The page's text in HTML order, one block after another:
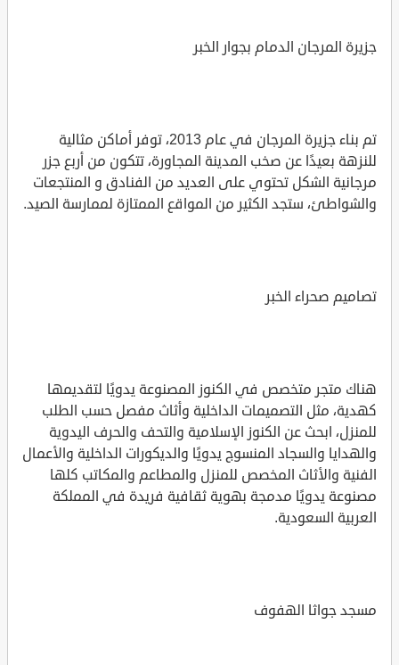
جزيرة المرجان الدمام بجوار الخبر
تم بناء جزيرة المرجان في عام 2013، توفر أماكن مثالية
للنزهة بعيدًا عن صخب المدينة المجاورة، تتكون من أربع جزر
مرجانية الشكل تحتوي على العديد من الفنادق و المنتجعات
والشواطئ، ستجد الكثير من المواقع الممتازة لممارسة الصيد.
تصاميم صحراء الخبر
هناك متجر متخصص في الكنوز المصنوعة يدويًا لتقديمها
كهدية، مثل التصميمات الداخلية وأثاث مفصل حسب الطلب
للمنزل، ابحث عن الكنوز الإسلامية والتحف والحرف اليدوية
والهدايا والسجاد المنسوج يدويًا والديكورات الداخلية والأعمال
الفنية والأثاث المخصص للمنزل والمطاعم والمكاتب كلها
مصنوعة يدويًا مدمجة بهوية ثقافية فريدة في المملكة
العربية السعودية.
مسجد جواثا الهفوف